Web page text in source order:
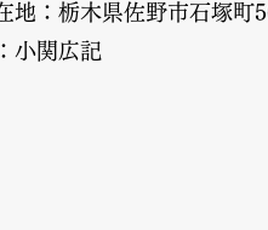
地：栃木県佐野市石塚町
小関広記